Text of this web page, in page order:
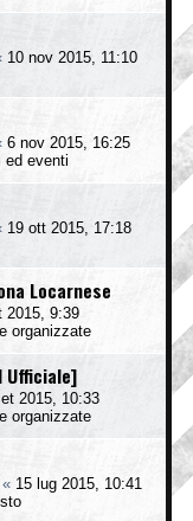
10 nov 2015, 11:10
6 nov 2015, 16:25
ed eventi
19 ott 2015, 17:18
Locarnese
2015, 9:39
organizzate
Ufficiale]
2015, 10:33
organizzate
« 15 lug 2015, 10:41